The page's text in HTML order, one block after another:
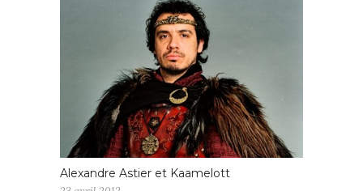
Alexandre Astier et Kaamelott